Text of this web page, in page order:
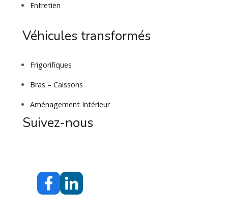
Entretien
Véhicules transformés
Frigorifiques
Bras – Caissons
Aménagement Intérieur
Suivez-nous